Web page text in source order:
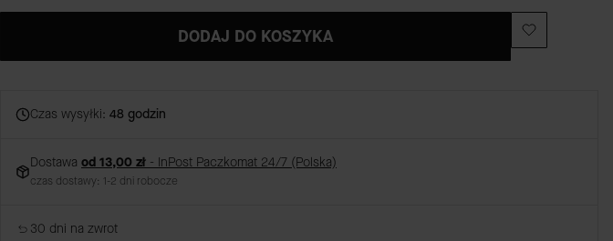
DODAJ DO KOSZYKA
Czas wysyłki: 48 godzin
Dostawa od 13,00 zł - InPost Paczkomat 24/7 (Polska)
czas dostawy: 1-2 dni robocze
30 dni na zwrot